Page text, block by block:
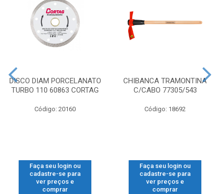
DISCO DIAM PORCELANATO
TURBO 110 60863 CORTAG
Código: 20160
Faça seu login ou
cadastre-se para
ver preços e
comprar
CHIBANCA TRAMONTINA
C/CABO 77305/543
Código: 18692
Faça seu login ou
cadastre-se para
ver preços e
comprar